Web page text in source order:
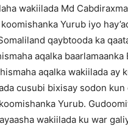
wakiilada Md
Yurub iyo
qaybtooda ka
aqalka baarlamaanka
aqalka wakiilada ay
cusubi bixisay sodon
Yurub.
wakiilada ku war